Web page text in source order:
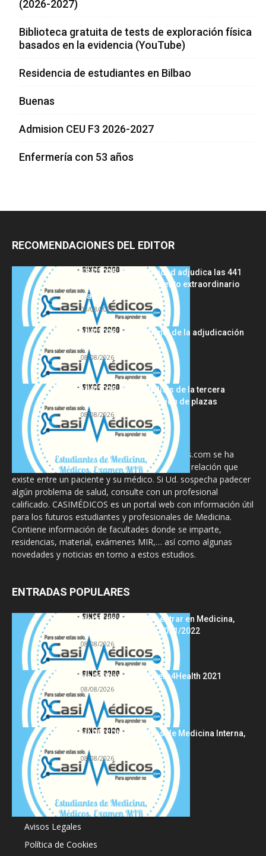
(2026-2027)
Biblioteca gratuita de tests de exploración física
basados en la evidencia (YouTube)
Residencia de estudiantes en Bilbao
Buenas
Admision CEU F3 2026-2027
Enfermería con 53 años
RECOMENDACIONES DEL EDITOR
FSE 2025-2026: Sanidad adjudica las 441
plazas del procedimiento extraordinario
tras...
08/08/2026
MIR 2026: análisis final de la adjudicación
de plazas y claves...
08/08/2026
MIR 2025-2026: análisis de la tercera
semana de adjudicación de plazas
08/08/2026
La información proporcionada en CasiMedicos.com se ha
diseñado para complementar, no substituir, la relación que
existe entre un paciente y su médico. Si Ud. sospecha padecer
algún problema de salud, consulte con un profesional
calificado. CASIMÉDICOS es un portal web con información útil
para los futuros estudiantes y profesionales de Medicina.
Contiene información de facultades donde se imparte,
residencias, material, exámenes MIR,… así como algunas
novedades y noticias en torno a estos estudios.
ENTRADAS POPULARES
Notas de corte para entrar en Medicina,
curso 2022/2023 vs 2021/2022
08/08/2026
Hackathon Innomakers4Health 2021
08/08/2026
HARRISON Principios de Medicina Interna,
08/08/2026
Acerca de
Avisos Legales
Política de Cookies